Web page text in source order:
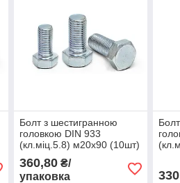
Болт з шестигранною
головкою DIN 933
(кл.міц.5.8) м20х90 (10шт)
360,80₴/
упаковка
330